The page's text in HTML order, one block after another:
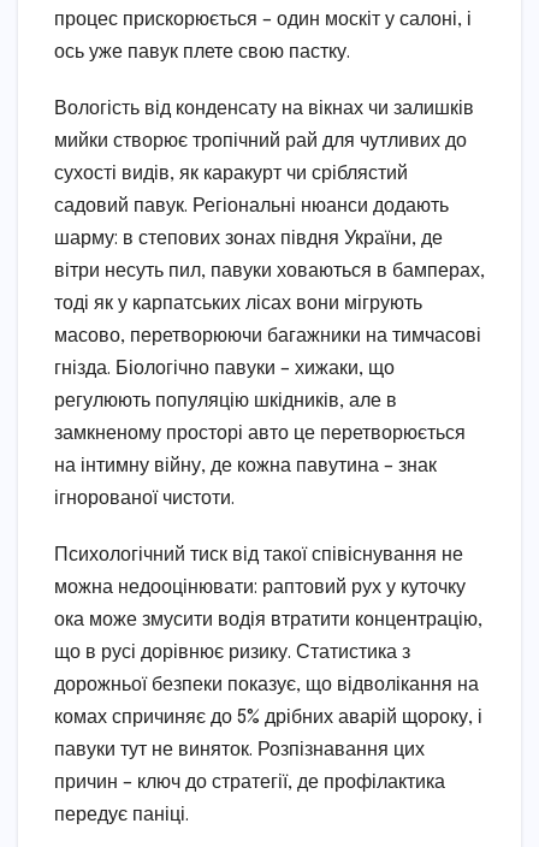
процес прискорюється – один москіт у салоні, і
ось уже павук плете свою пастку.
Вологість від конденсату на вікнах чи залишків
мийки створює тропічний рай для чутливих до
сухості видів, як каракурт чи сріблястий
садовий павук. Регіональні нюанси додають
шарму: в степових зонах півдня України, де
вітри несуть пил, павуки ховаються в бамперах,
тоді як у карпатських лісах вони мігрують
масово, перетворюючи багажники на тимчасові
гнізда. Біологічно павуки – хижаки, що
регулюють популяцію шкідників, але в
замкненому просторі авто це перетворюється
на інтимну війну, де кожна павутина – знак
ігнорованої чистоти.
Психологічний тиск від такої співіснування не
можна недооцінювати: раптовий рух у куточку
ока може змусити водія втратити концентрацію,
що в русі дорівнює ризику. Статистика з
дорожньої безпеки показує, що відволікання на
комах спричиняє до 5% дрібних аварій щороку, і
павуки тут не виняток. Розпізнавання цих
причин – ключ до стратегії, де профілактика
передує паніці.